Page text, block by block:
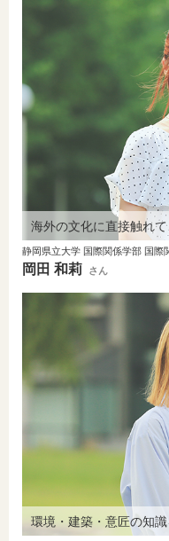
静岡県立大学 国際関係学部 国際
岡田 和莉 さん